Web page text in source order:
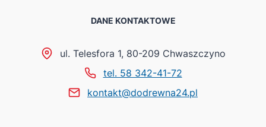
DANE KONTAKTOWE
ul. Telesfora 1, 80-209 Chwaszczyno
tel. 58 342-41-72
kontakt@dodrewna24.pl